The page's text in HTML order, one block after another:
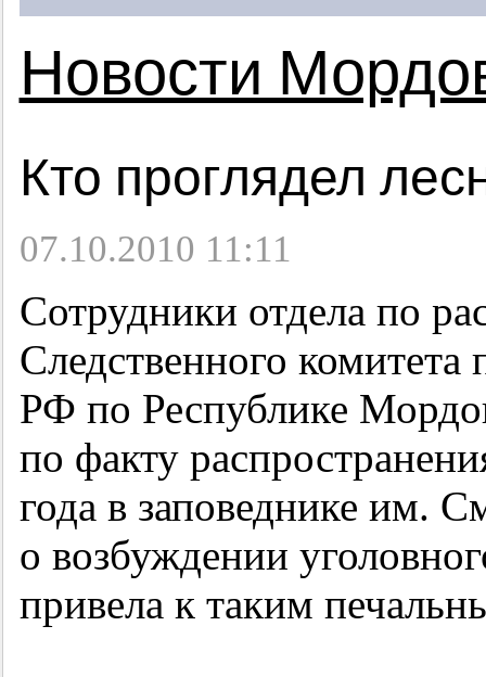
Новости
Кто проглядел
07.10.2010 11:11
Сотрудники отдела по
Следственного комитета
РФ по Республике
по факту
года в заповеднике им.
о возбуждении
привела к таким